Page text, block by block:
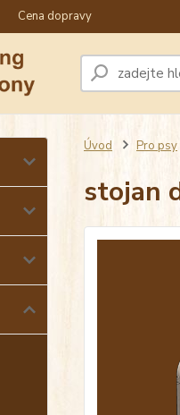
Cena dopravy
Úvod Pro psy
stojan